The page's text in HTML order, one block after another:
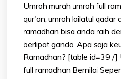
Umroh murah umroh full
qur'an, umroh lailatul qadar
ramadhan bisa anda raih
berlipat ganda. Apa saja
Ramadhan? [table id=39 /]
full ramadhan Bernilai